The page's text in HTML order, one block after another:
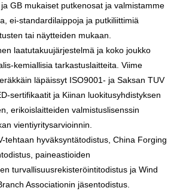
GB mukaiset putkenosat ja valmistamme
ei-standardilaippoja ja putkiliittimiä
tai näytteiden mukaan.
laatutakuujärjestelmä ja koko joukko
kemiallisia tarkastuslaitteita. Viime
läpäissyt ISO9001- ja Saksan TUV
sertifikaatit ja Kiinan luokitusyhdistyksen
erikoislaitteiden valmistuslisenssin
vientiyritysarvioinnin.
tehtaan hyväksyntätodistus, China Forging
paineastioiden
turvallisuusrekisteröintitodistus ja Wind
Associationin jäsentodistus.